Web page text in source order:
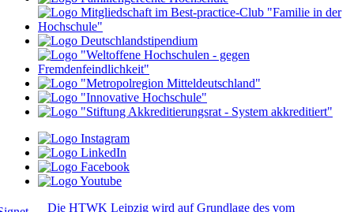
Die HTWK Leipzig wird auf Grundlage des vom